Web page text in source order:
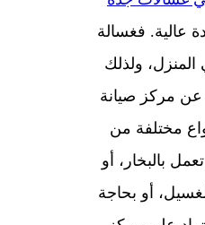
عالية. فغسالة
المنزل، ولذلك
مركز صيانة
مختلفة من
بالبخار، أو
أو بحاجة